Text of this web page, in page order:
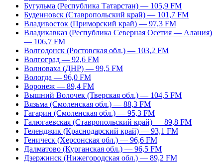
Бугульма (Республика Татарстан) — 105,9 FM
Буденновск (Ставропольский край) — 101,7 FM
Владивосток (Приморский край) — 97,3 FM
Владикавказ (Республика Северная Осетия — Алания)
— 106,7 FM
Волгодонск (Ростовская обл.) — 103,2 FM
Волгоград — 92,6 FM
Волноваха (ДНР) — 99,5 FM
Вологда — 96,0 FM
Воронеж — 89,4 FM
Вышний Волочек (Тверская обл.) — 104,5 FM
Вязьма (Смоленская обл.) — 88,3 FM
Гагарин (Смоленская обл.) — 95,3 FM
Галюгаевская (Ставропольский край) — 89,8 FM
Геленджик (Краснодарский край) — 93,1 FM
Геническ (Херсонская обл.) — 96,6 FM
Далматово (Курганская обл.) — 96,5 FM
Дзержинск (Нижегородская обл.) — 89,2 FM